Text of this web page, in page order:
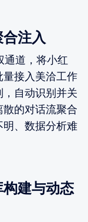
注入
通道，将小红
接入美洽工作
自动识别并关
的对话流聚合
、数据分析难
建与动态